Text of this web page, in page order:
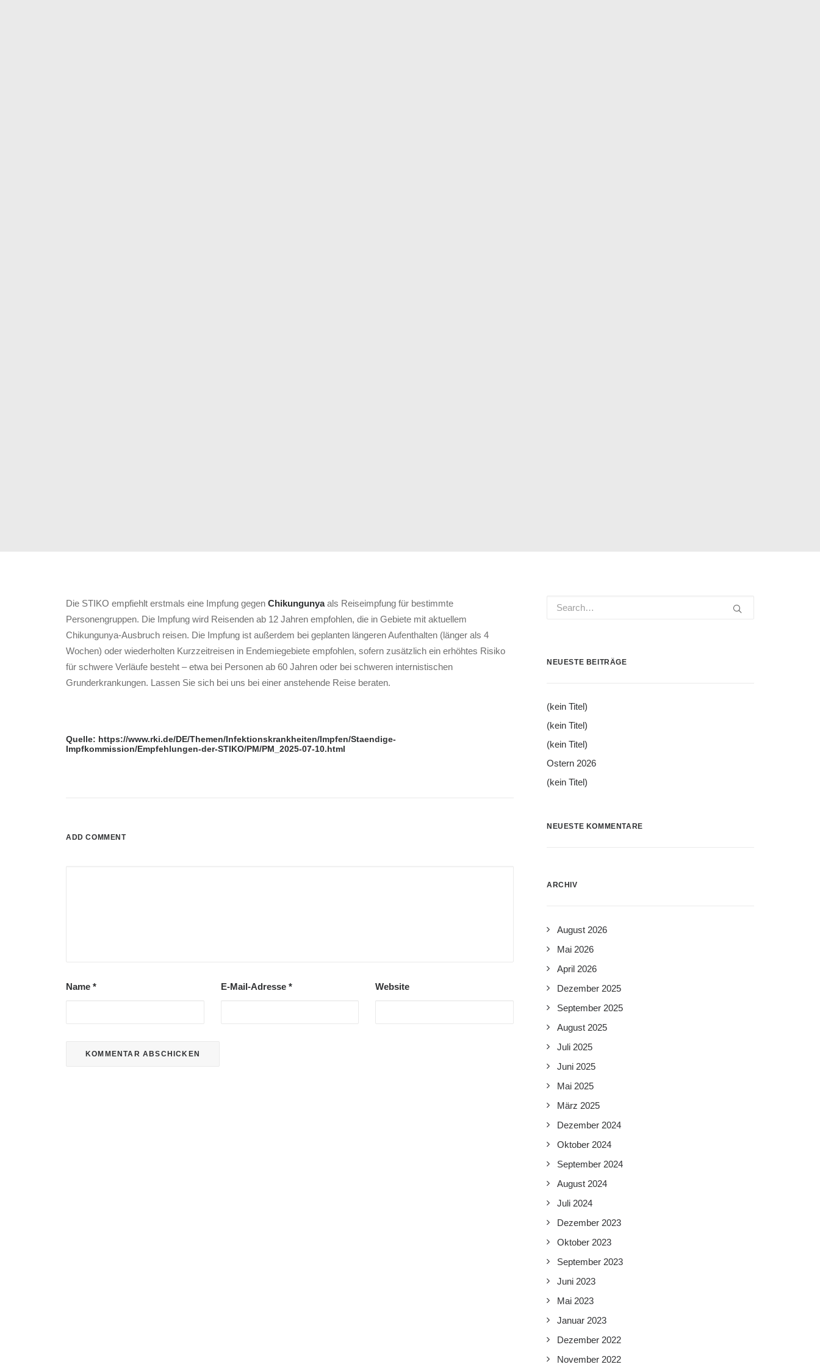
Die STIKO empfiehlt erstmals eine Impfung gegen Chikungunyaals Reiseimpfung für bestimmte
Personengruppen. Die Impfung wird Reisenden ab 12 Jahren empfohlen, die in Gebiete mit aktuellem
Chikungunya-Ausbruch reisen. Die Impfung ist außerdem bei geplanten längeren Aufenthalten (länger als 4
Wochen) oder wiederholten Kurzzeitreisen in Endemiegebiete empfohlen, sofern zusätzlich ein erhöhtes Risiko
für schwere Verläufe besteht – etwa bei Personen ab 60 Jahren oder bei schweren internistischen
Grunderkrankungen. Lassen Sie sich bei uns bei einer anstehende Reise beraten.
Quelle: https://www.rki.de/DE/Themen/Infektionskrankheiten/Impfen/Staendige-
Impfkommission/Empfehlungen-der-STIKO/PM/PM_2025-07-10.html
ADD COMMENT
Name * E-Mail-Adresse * Website
NEUESTE BEITRÄGE
(kein Titel)
(kein Titel)
(kein Titel)
Ostern 2026
(kein Titel)
NEUESTE KOMMENTARE
ARCHIV
August 2026
Mai 2026
April 2026
Dezember 2025
September 2025
August 2025
Juli 2025
Juni 2025
Mai 2025
März 2025
Dezember 2024
Oktober 2024
September 2024
August 2024
Juli 2024
Dezember 2023
Oktober 2023
September 2023
Juni 2023
Mai 2023
Januar 2023
Dezember 2022
November 2022